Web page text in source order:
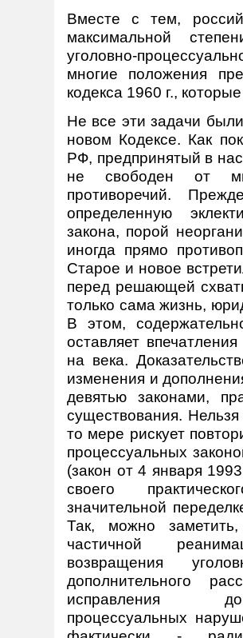
Вместе с тем,
максимальной
уголовно-
многие положения
кодекса 1960 г.,
Не все эти задачи
новом Кодексе. Как
РФ, предпринятый в
не свободен от
противоречий.
определенную
закона, порой
иногда прямо
Старое и новое
перед решающей
только сама жизнь,
В этом,
оставляет
на века.
изменения и
девятью законами,
существования.
то мере рискует
процессуальных
(закон от 4 января
своего
значительной
Так, можно
частичной
возвращения
дополнительного
исправления
процессуальных